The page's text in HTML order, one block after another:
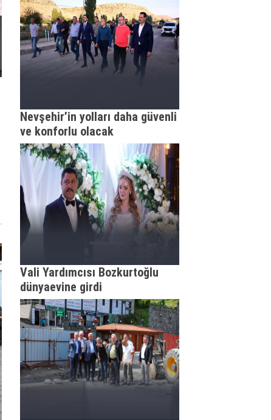
Nevşehir’in yolları daha güvenli
ve konforlu olacak
Vali Yardımcısı Bozkurtoğlu
dünyaevine girdi